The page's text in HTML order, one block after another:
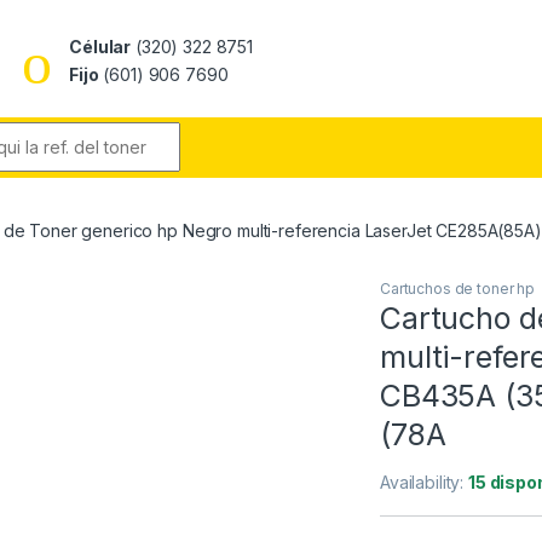
Célular (320) 322 8751
Fijo (601) 906 7690
Toner generico hp Negro multi-referencia LaserJet
Cartuchos de toner hp
Cartucho
multi-
CB435A
(78A
Availability:15